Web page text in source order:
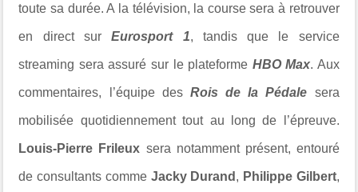
toute sa durée. A la télévision, la course sera à retrouver
en direct surEurosport 1, tandis que le service
streaming sera assuré sur le plateforme HBO Max. Aux
commentaires, l’équipe des Rois de la Pédale sera
mobilisée quotidiennement tout au long de l’épreuve.
Louis-Pierre Frileux sera notamment présent, entouré
de consultants comme Jacky Durand , Philippe Gilbert,